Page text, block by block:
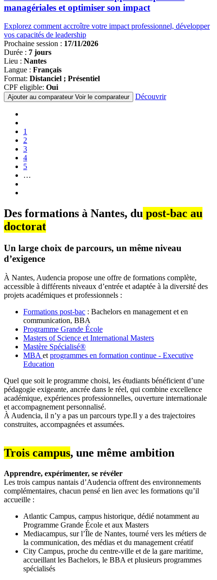
managériales et optimiser son impact
Explorez comment accroître votre impact professionnel, développer
vos capacités de leadership
Prochaine session : 17/11/2026
Durée : 7 jours
Lieu : Nantes
Langue : Français
Format: Distanciel ; Présentiel
CPF eligible: Oui
Ajouter au comparateur Voir le comparateur Découvrir
Pagination
précédente
Page
1
Page
2
Page
courante
3
Page
4
Page
5
…
Des formations à Nantes, du post-bac au
doctorat
Un large choix de parcours, un même niveau
d’exigence
À Nantes, Audencia propose une offre de formations complète,
accessible à différents niveaux d’entrée et adaptée à la diversité des
projets académiques et professionnels :
Formations post-bac : Bachelors en management et en
communication, BBA
Programme Grande École
Masters of Science et International Masters
Mastère Spécialisé®
MBA et programmes en formation continue - Executive
Education
Quel que soit le programme choisi, les étudiants bénéficient d’une
pédagogie exigeante, ancrée dans le réel, qui combine excellence
académique, expériences professionnelles, ouverture internationale
et accompagnement personnalisé.
À Audencia, il n’y a pas un parcours type.Il y a des trajectoires
construites, accompagnées et assumées.
Trois campus, une même ambition
Apprendre, expérimenter, se révéler
Les trois campus nantais d’Audencia offrent des environnements
complémentaires, chacun pensé en lien avec les formations qu’il
accueille :
Atlantic Campus, campus historique, dédié notamment au
Programme Grande École et aux Masters
Mediacampus, sur l’Île de Nantes, tourné vers les métiers de
la communication, des médias et du management créatif
City Campus, proche du centre-ville et de la gare maritime,
accueillant les Bachelors, le BBA et plusieurs programmes
spécialisés